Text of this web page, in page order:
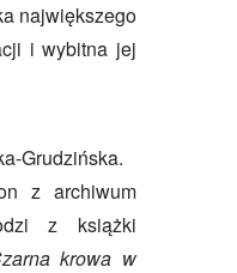
największego
i wybitna jej
Grudzińska.
z archiwum
z książki
krowa w